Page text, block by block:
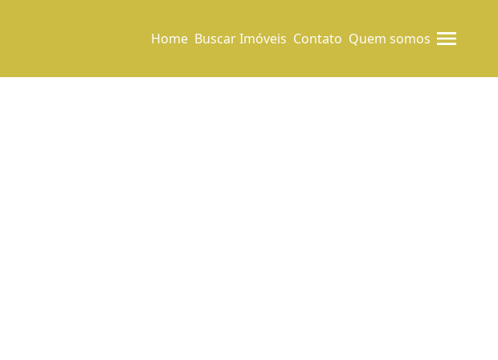
Home Buscar Imóveis Contato Quem somos